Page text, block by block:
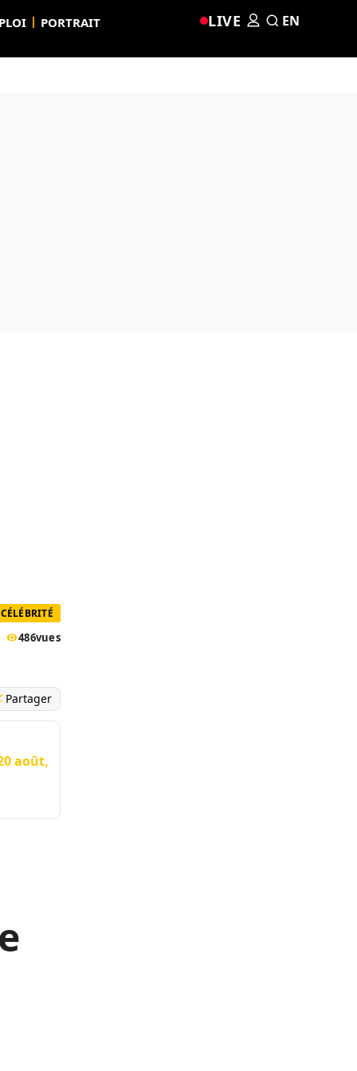
PORTRAIT LIVE EN
CÉLÉBRITÉ
486vues
Partager
août,